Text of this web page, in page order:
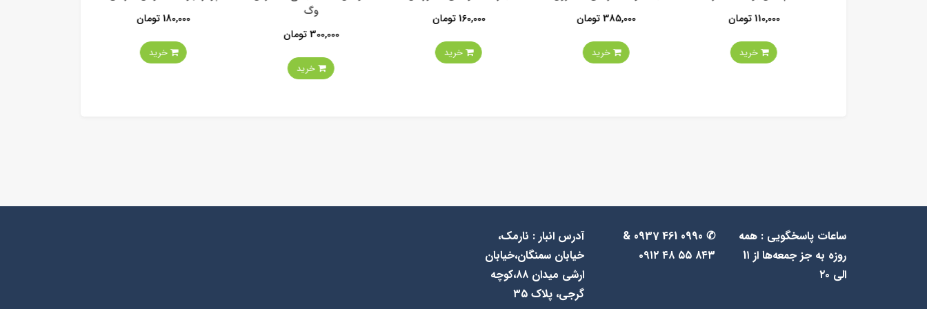
110,000 تومان
خرید
385,000 تومان
خرید
160,000 تومان
خرید
وگ
300,000 تومان
خرید
180,000 تومان
خرید
ساعات پاسخگویی : همه
روزه به جز جمعه‌ها از 1۱
الی ۲۰
✆ 0990 461 0937 &
۸۴۳ ۵۵ ۴۸ ۰۹۱۲
آدرس انبار : نارمک،
خیابان سمنگان،خیابان
ارشی میدان ۸۸،کوچه
گرجی، پلاک ۳۵